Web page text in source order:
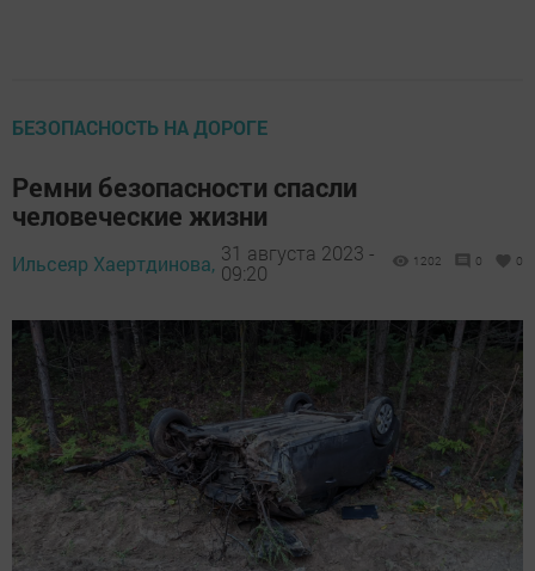
БЕЗОПАСНОСТЬ НА ДОРОГЕ
Ремни безопасности спасли
человеческие жизни
Ильсеяр Хаертдинова, 31 августа 2023 -
09:20
1202 0 0